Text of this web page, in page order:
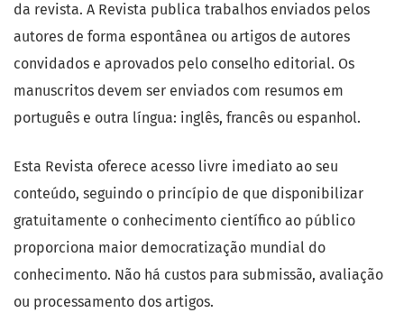
da revista. A Revista publica trabalhos enviados pelos
autores de forma espontânea ou artigos de autores
convidados e aprovados pelo conselho editorial. Os
manuscritos devem ser enviados com resumos em
português e outra língua: inglês, francês ou espanhol.
Esta Revista oferece acesso livre imediato ao seu
conteúdo, seguindo o princípio de que disponibilizar
gratuitamente o conhecimento científico ao público
proporciona maior democratização mundial do
conhecimento. Não há custos para submissão, avaliação
ou processamento dos artigos.